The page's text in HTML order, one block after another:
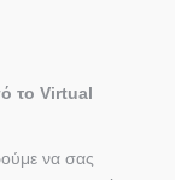
το Virtual
να σας